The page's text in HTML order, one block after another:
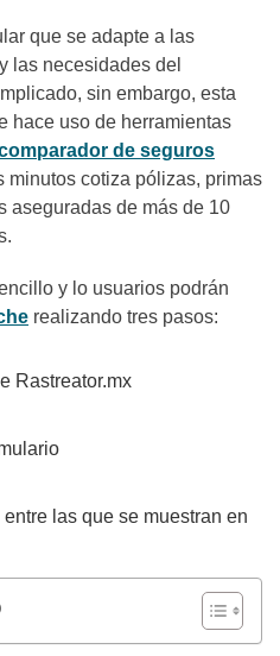
que se adapte a las
las necesidades del
sin embargo, esta
hace uso de herramientas
de seguros
minutos cotiza pólizas, primas
aseguradas de más de 10
y lo usuarios podrán
realizando tres pasos:
Rastreator.mx
las que se muestran en